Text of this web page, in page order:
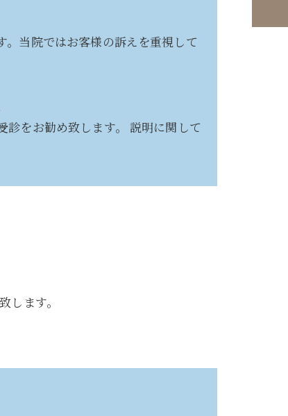
。当院ではお客様の訴えを重視して
をお勧め致します。 説明に関して
します。